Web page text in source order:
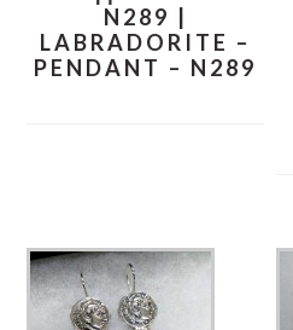
N289 |
LABRADORITE –
PENDANT – N289